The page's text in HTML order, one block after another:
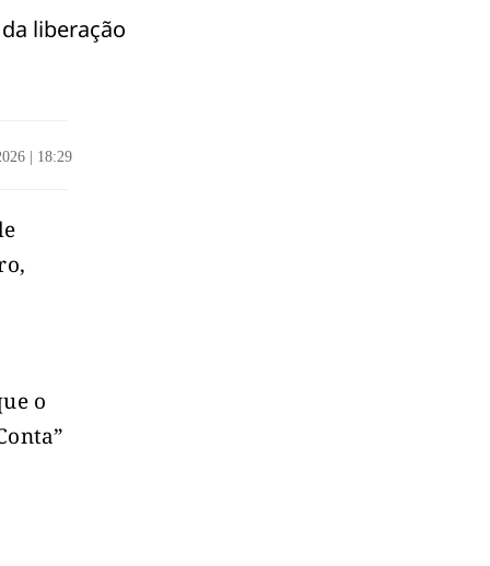
liberação
18:29
o